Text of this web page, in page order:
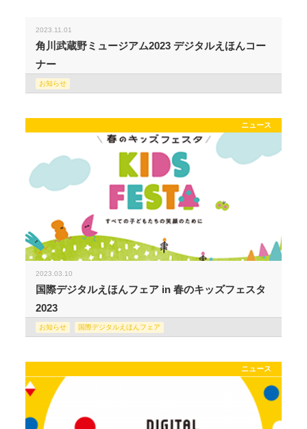
2023.11.01
角川武蔵野ミュージアム2023 デジタルえほんコー
ナー
お知らせ
ニュース
2023.03.10
国際デジタルえほんフェア in 春のキッズフェスタ
2023
お知らせ 国際デジタルえほんフェア
ニュース